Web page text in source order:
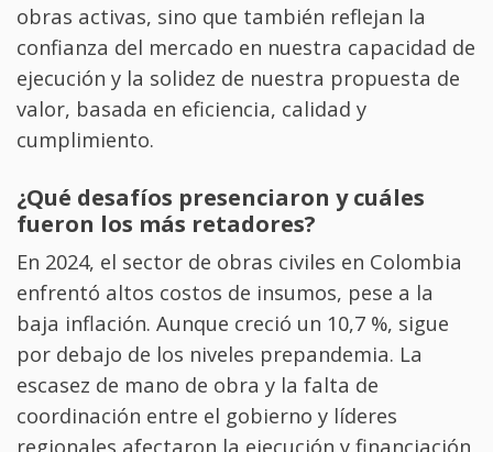
obras activas, sino que también reflejan la
confianza del mercado en nuestra capacidad de
ejecución y la solidez de nuestra propuesta de
valor, basada en eficiencia, calidad y
cumplimiento.
¿Qué desafíos presenciaron y cuáles
fueron los más retadores?
En 2024, el sector de obras civiles en Colombia
enfrentó altos costos de insumos, pese a la
baja inflación. Aunque creció un 10,7 %, sigue
por debajo de los niveles prepandemia. La
escasez de mano de obra y la falta de
coordinación entre el gobierno y líderes
regionales afectaron la ejecución y financiación